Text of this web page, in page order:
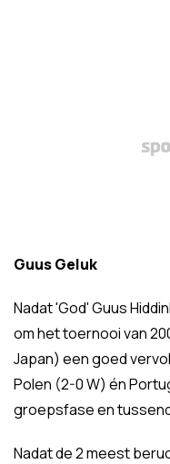
Guus Geluk
Nadat 'God' Guus
om het toernooi van
Japan) een goed
Polen (2-0 W) én
groepsfase en
Nadat de 2 meest